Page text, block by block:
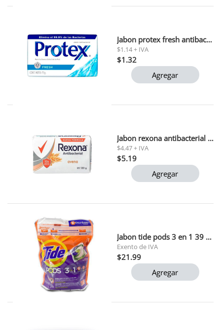
Jabon protex fresh antibacterial 75 gr
$1.14 + IVA
$1.32
Agregar
Jabon rexona antibacterial avena 110g x3
$4.47 + IVA
$5.19
Agregar
Jabon tide pods 3 en 1 39 capsulas 1.81lb
Exento de IVA
$21.99
Agregar